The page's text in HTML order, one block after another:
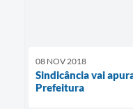
08 NOV 2018
Sindicância vai
Prefeitura